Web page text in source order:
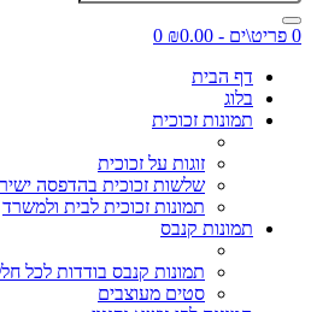
0 פריט\ים - ₪0.00
0
דף הבית
בלוג
תמונות זכוכית
זוגות על זכוכית
שלשות זכוכית בהדפסה
תמונות זכוכית לבית ולמשרד
תמונות קנבס
תמונות קנבס בודדות לכל
סטים מעוצבים